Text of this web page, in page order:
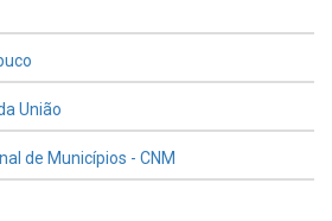
União
de Municípios - CNM